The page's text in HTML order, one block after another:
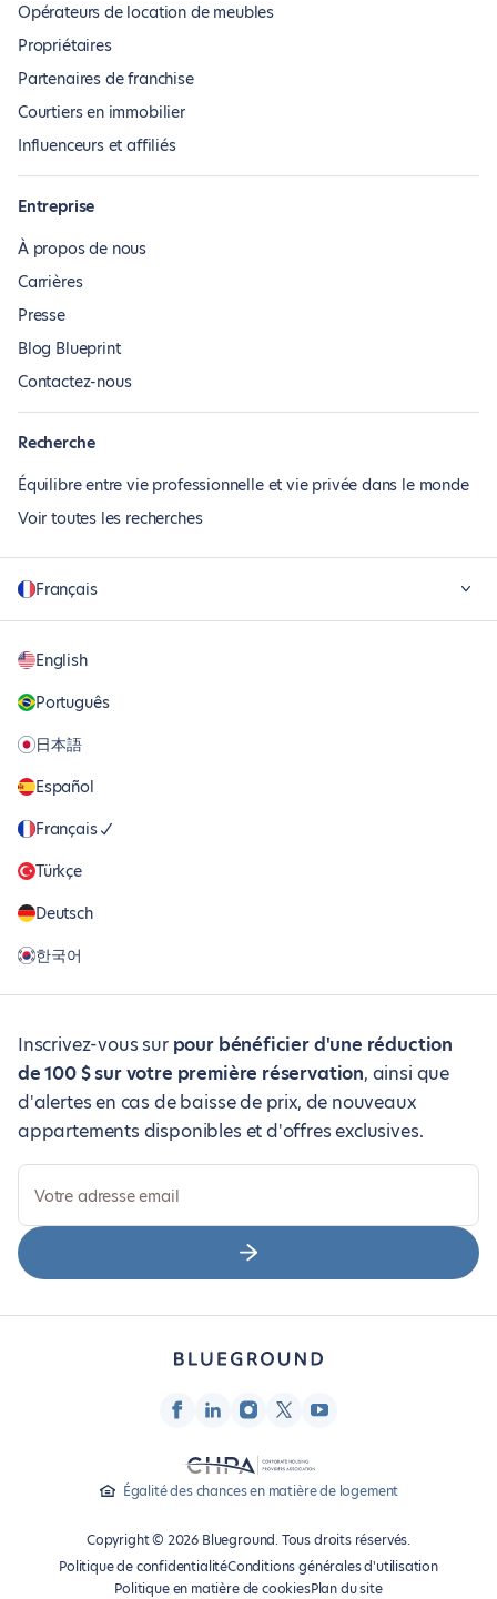
Opérateurs de location de meubles
Propriétaires
Partenaires de franchise
Courtiers en immobilier
Influenceurs et affiliés
Entreprise
À propos de nous
Carrières
Presse
Blog Blueprint
Contactez-nous
Recherche
Équilibre entre vie professionnelle et vie privée dans le monde
Voir toutes les recherches
Français
English
Português
日本語
Español
Français
Türkçe
Deutsch
한국어
Inscrivez-vous sur pour bénéficier d'une réduction
de 100 $ sur votre première réservation, ainsi que
d'alertes en cas de baisse de prix, de nouveaux
appartements disponibles et d'offres exclusives.
Votre adresse email
Égalité des chances en matière de logement
Copyright © 2026 Blueground. Tous droits réservés.
Politique de confidentialitéConditions générales d'utilisation
Politique en matière de cookiesPlan du site